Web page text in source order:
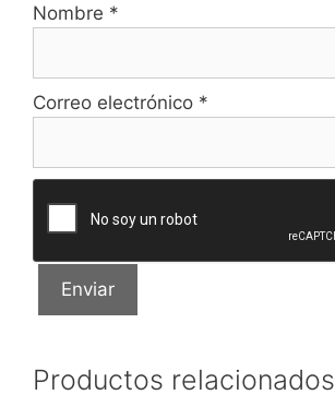
Nombre *
Correo electrónico *
Productos relacionados